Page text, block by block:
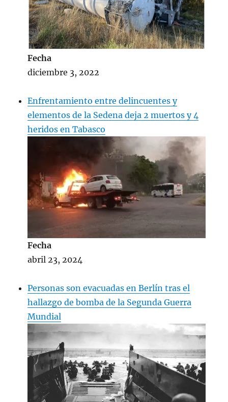
Fecha
diciembre 3, 2022
Enfrentamiento entre delincuentes y
elementos de la Sedena deja 2 muertos y 4
heridos en Tabasco
Fecha
abril 23, 2024
Personas son evacuadas en Berlín tras el
hallazgo de bomba de la Segunda Guerra
Mundial